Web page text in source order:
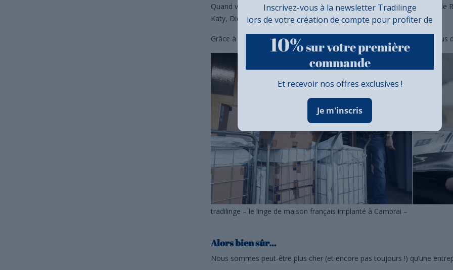
Quand vous achetez du linge chez Tradilinge, il passe entre les mains de
Katy, Didier et bien d’autres !
Grâce à vous, toute une économie est préservée et pour cela nous vous
tradilinge – le linge de maison français implanté à Cambrai –
Alors bien sûr…
Nous sommes peut-être plus cher (et encore pas toujours !) qu’une
Inscrivez-vous à la newsletter Tradilinge
lors de votre création de compte pour profiter de
10%sur votre première
commande
Et recevoir nos offres exclusives !
Je m'inscris